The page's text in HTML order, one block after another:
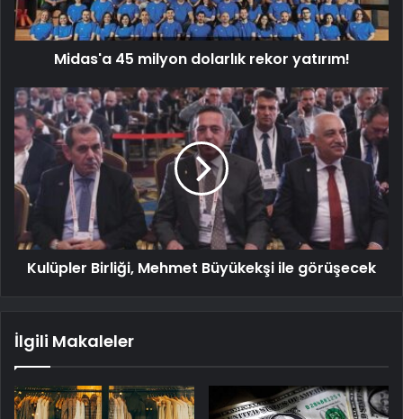
Midas'a 45 milyon dolarlık rekor yatırım!
Kulüpler Birliği, Mehmet Büyükekşi ile görüşecek
İlgili Makaleler